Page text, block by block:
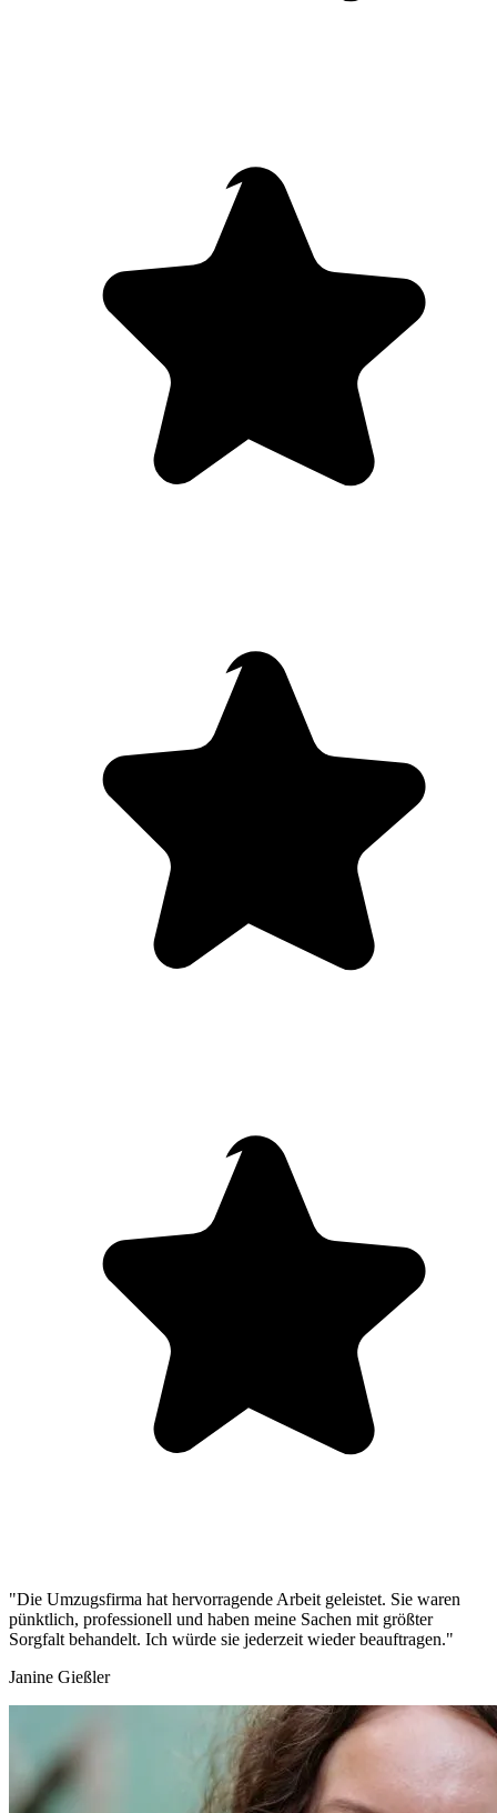
"Die Umzugsfirma hat hervorragende Arbeit geleistet. Sie waren
pünktlich, professionell und haben meine Sachen mit größter
Sorgfalt behandelt. Ich würde sie jederzeit wieder beauftragen."
Janine Gießler